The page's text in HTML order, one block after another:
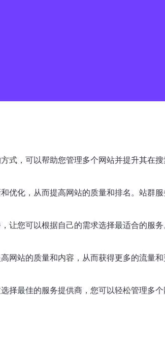
，可以帮助您管理多个网站并提升其在搜
优化，从而提高网站的质量和排名。站群
让您可以根据自己的需求选择最适合的服
网站的质量和内容，从而获得更多的流量
择最佳的服务提供商，您可以轻松管理多